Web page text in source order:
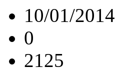
10/01/2014
0
2125